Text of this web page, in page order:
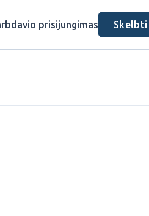
prisijungimas